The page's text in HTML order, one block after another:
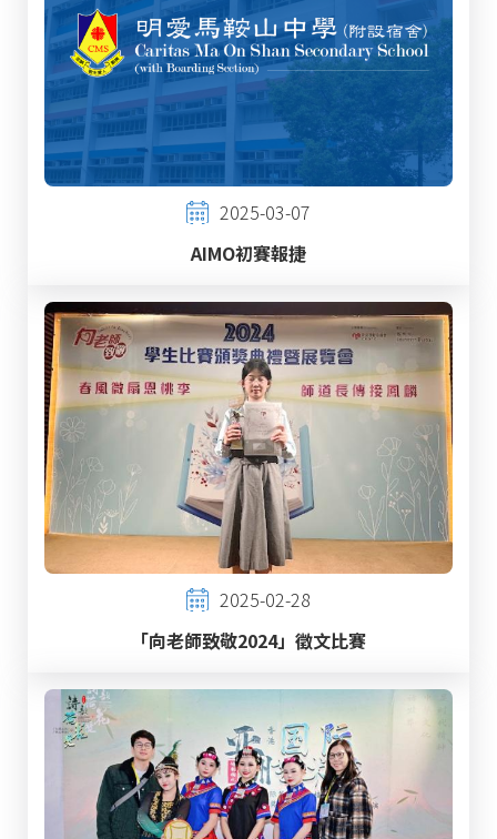
2025-03-07
AIMO初賽報捷
2025-02-28
「向老師致敬2024」徵文比賽